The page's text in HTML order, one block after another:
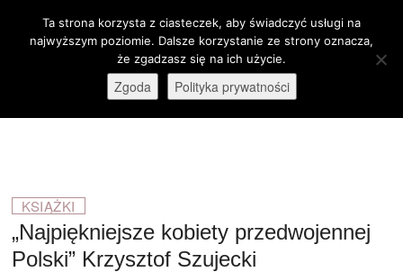
stare-kino.pl
ZAPRASZAMY
M
e
B
KSIĄŻKI
„Najpiękniejsze kobiety przedwojennej
Polski” Krzysztof Szujecki
Otwórz pasek narzędzi
Ta strona korzysta z ciasteczek, aby świadczyć usługi na
najwyższym poziomie. Dalsze korzystanie ze strony oznacza,
że zgadzasz się na ich użycie.
Zgoda Polityka prywatności